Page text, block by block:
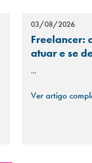
03/08/2026
Freelancer:
atuar e se
...
Ver artigo